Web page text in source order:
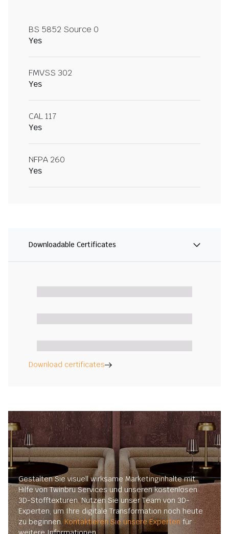
BS 5852 Source 0
Yes
FMVSS 302
Yes
CAL 117
Yes
NFPA 260
Yes
Downloadable Certificates
Download certificates
Gestalten Sie visuell wirksame Marketinginhalte mit
Hilfe von Twinbru Services und unseren kostenlosen
3D-Stofftexturen. Nutzen Sie unser Team von 3D-
Experten, um Ihre digitale Transformation noch heute
zu beginnen.Kontaktieren Sie unsere Expertenfür